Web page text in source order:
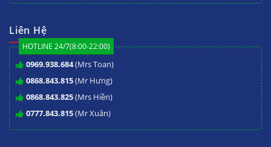
Liên Hệ
HOTLINE 24/7(8:00-22:00)
0969.938.684(Mrs Toan)
0868.843.815(Mr Hưng)
0868.843.825(Mrs Hiền)
0777.843.815(Mr Xuân)